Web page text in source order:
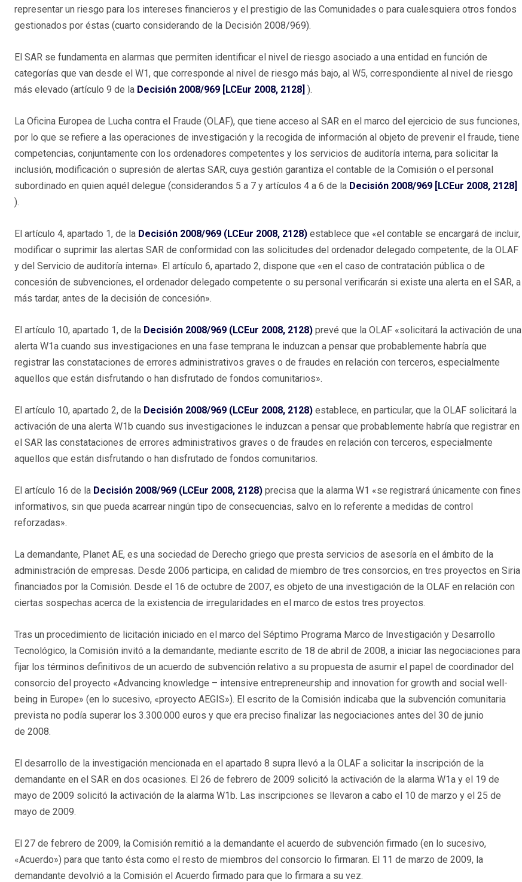
representar un riesgo para los intereses financieros y el prestigio de las Comunidades o para cualesquiera otros fondos
gestionados por éstas (cuarto considerando de la Decisión 2008/969).
El SAR se fundamenta en alarmas que permiten identificar el nivel de riesgo asociado a una entidad en función de
categorías que van desde el W1, que corresponde al nivel de riesgo más bajo, al W5, correspondiente al nivel de riesgo
más elevado (artículo 9 de la Decisión 2008/969 [LCEur 2008, 2128] ).
La Oficina Europea de Lucha contra el Fraude (OLAF), que tiene acceso al SAR en el marco del ejercicio de sus funciones,
por lo que se refiere a las operaciones de investigación y la recogida de información al objeto de prevenir el fraude, tiene
competencias, conjuntamente con los ordenadores competentes y los servicios de auditoría interna, para solicitar la
inclusión, modificación o supresión de alertas SAR, cuya gestión garantiza el contable de la Comisión o el personal
subordinado en quien aquél delegue (considerandos 5 a 7 y artículos 4 a 6 de la Decisión 2008/969 [LCEur 2008, 2128]
).
El artículo 4, apartado 1, de la Decisión 2008/969 (LCEur 2008, 2128) establece que «el contable se encargará de incluir,
modificar o suprimir las alertas SAR de conformidad con las solicitudes del ordenador delegado competente, de la OLAF
y del Servicio de auditoría interna». El artículo 6, apartado 2, dispone que «en el caso de contratación pública o de
concesión de subvenciones, el ordenador delegado competente o su personal verificarán si existe una alerta en el SAR, a
más tardar, antes de la decisión de concesión».
El artículo 10, apartado 1, de la Decisión 2008/969 (LCEur 2008, 2128) prevé que la OLAF «solicitará la activación de una
alerta W1a cuando sus investigaciones en una fase temprana le induzcan a pensar que probablemente habría que
registrar las constataciones de errores administrativos graves o de fraudes en relación con terceros, especialmente
aquellos que están disfrutando o han disfrutado de fondos comunitarios».
El artículo 10, apartado 2, de la Decisión 2008/969 (LCEur 2008, 2128) establece, en particular, que la OLAF solicitará la
activación de una alerta W1b cuando sus investigaciones le induzcan a pensar que probablemente habría que registrar en
el SAR las constataciones de errores administrativos graves o de fraudes en relación con terceros, especialmente
aquellos que están disfrutando o han disfrutado de fondos comunitarios.
El artículo 16 de la Decisión 2008/969 (LCEur 2008, 2128) precisa que la alarma W1 «se registrará únicamente con fines
informativos, sin que pueda acarrear ningún tipo de consecuencias, salvo en lo referente a medidas de control
reforzadas».
La demandante, Planet AE, es una sociedad de Derecho griego que presta servicios de asesoría en el ámbito de la
administración de empresas. Desde 2006 participa, en calidad de miembro de tres consorcios, en tres proyectos en Siria
financiados por la Comisión. Desde el 16 de octubre de 2007, es objeto de una investigación de la OLAF en relación con
ciertas sospechas acerca de la existencia de irregularidades en el marco de estos tres proyectos.
Tras un procedimiento de licitación iniciado en el marco del Séptimo Programa Marco de Investigación y Desarrollo
Tecnológico, la Comisión invitó a la demandante, mediante escrito de 18 de abril de 2008, a iniciar las negociaciones para
fijar los términos definitivos de un acuerdo de subvención relativo a su propuesta de asumir el papel de coordinador del
consorcio del proyecto «Advancing knowledge – intensive entrepreneurship and innovation for growth and social well-
being in Europe» (en lo sucesivo, «proyecto AEGIS»). El escrito de la Comisión indicaba que la subvención comunitaria
prevista no podía superar los 3.300.000 euros y que era preciso finalizar las negociaciones antes del 30 de junio
de 2008.
El desarrollo de la investigación mencionada en el apartado 8 supra llevó a la OLAF a solicitar la inscripción de la
demandante en el SAR en dos ocasiones. El 26 de febrero de 2009 solicitó la activación de la alarma W1a y el 19 de
mayo de 2009 solicitó la activación de la alarma W1b. Las inscripciones se llevaron a cabo el 10 de marzo y el 25 de
mayo de 2009.
El 27 de febrero de 2009, la Comisión remitió a la demandante el acuerdo de subvención firmado (en lo sucesivo,
«Acuerdo») para que tanto ésta como el resto de miembros del consorcio lo firmaran. El 11 de marzo de 2009, la
demandante devolvió a la Comisión el Acuerdo firmado para que lo firmara a su vez.